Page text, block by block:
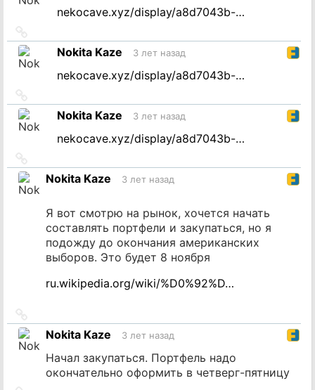
nekocave.xyz/display/a8d7043b-…
на
источникNokita Kaze 3 лет назад
nekocave.xyz/display/a8d7043b-…
на
источникNokita Kaze 3 лет назад
nekocave.xyz/display/a8d7043b-…
на
источник
Nokita Kaze 3 лет назад
Я вот смотрю на рынок, хочется начать
составлять портфели и закупаться, но я
подожду до окончания американских
выборов. Это будет 8 ноября
ru.wikipedia.org/wiki/%D0%92%D…
на
источник
Nokita Kaze 3 лет назад
Начал закупаться. Портфель надо
окончательно оформить в четверг-пятницу